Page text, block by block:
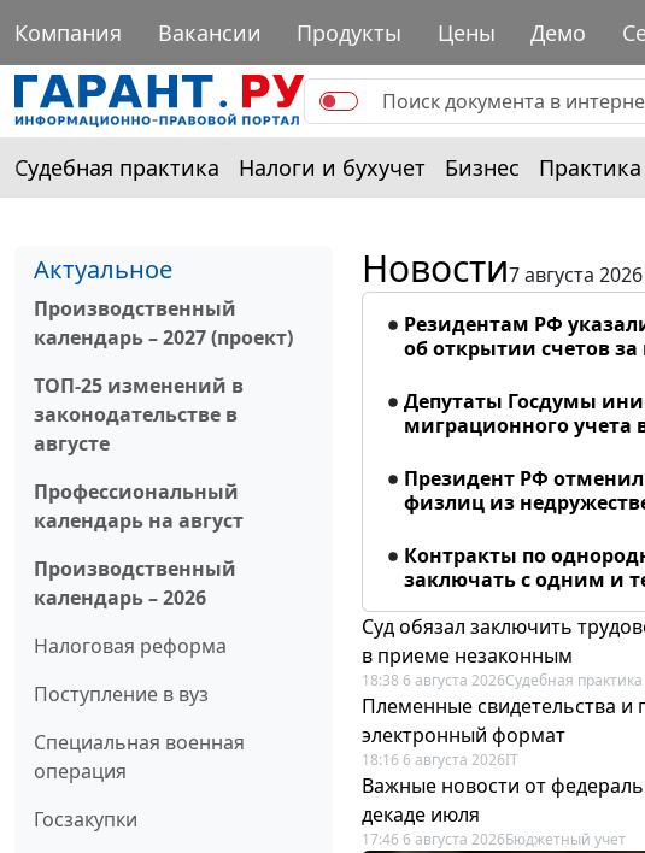
Компания Вакансии Продукты Цены Демо
Судебная практика Налоги и бухучет Бизнес Практика
Актуальное
Производственный
календарь – 2027 (проект)
ТОП-25 изменений в
законодательстве в
августе
Профессиональный
календарь на август
Производственный
календарь – 2026
Налоговая реформа
Поступление в вуз
Специальная военная
операция
Госзакупки
Новости7 августа 2026
Резидентам РФ
об открытии счетов
Депутаты Госдумы
миграционного учета
Президент РФ
физлиц из
Контракты по
заключать с одним и
Суд обязал заключить
в приеме незаконным
18:38 6 августа 2026Судебная практика
Племенные свидетельства и
электронный формат
18:16 6 августа 2026IT
Важные новости от
декаде июля
17:46 6 августа 2026Бюджетный учет